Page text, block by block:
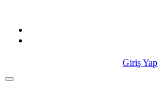
content
Giriş Yap